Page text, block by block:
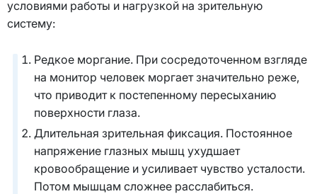
условиями работы и нагрузкой на зрительную
систему:
Редкое моргание. При сосредоточенном взгляде
на монитор человек моргает значительно реже,
что приводит к постепенному пересыханию
поверхности глаза.
Длительная зрительная фиксация. Постоянное
напряжение глазных мышц ухудшает
кровообращение и усиливает чувство усталости.
Потом мышцам сложнее расслабиться.